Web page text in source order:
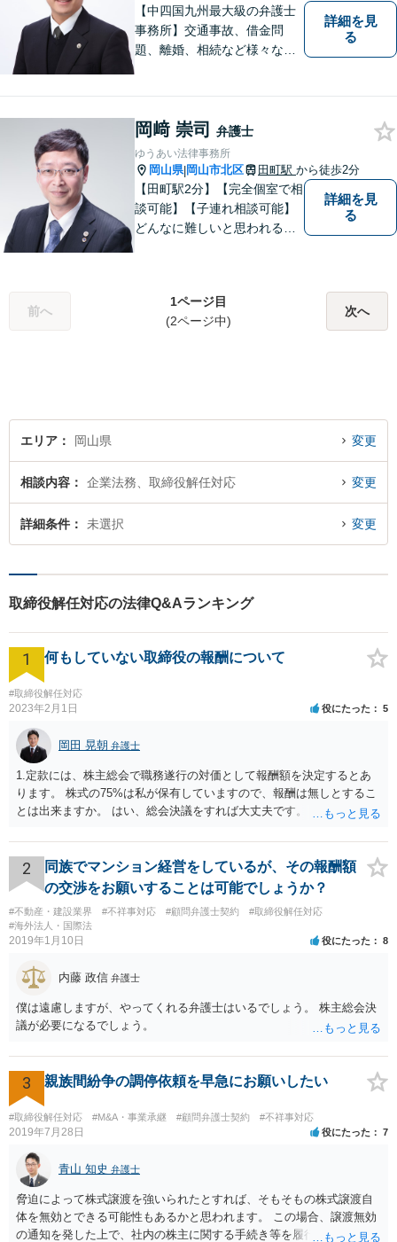
【中四国九州最大級の弁護士
事務所】交通事故、借金問
題、離婚、相続など様々な問
い！
詳細を見
る
岡﨑 崇司 弁護士
ゆうあい法律事務所
岡山県|岡山市北区 田町駅 から徒歩2分
【田町駅2分】【完全個室で相
談可能】【子連れ相談可能】
どんなに難しいと思われる案
ている皆さまの現状を良い方
向に変化させることができる
詳細を見
る
前へ
1ページ目
(2ページ中)
次へ
エリア 岡山県 変更
相談内容 企業法務、取締役解任対応 変更
詳細条件 未選択 変更
取締役解任対応の法律Q&Aランキング
1 何もしていない取締役の報酬について
#取締役解任対応
2023年2月1日 役にたった 5
岡田 晃朝 弁護士
1.定款には、株主総会で職務遂行の対価として報酬額を決定するとあ
ります。 株式の75%は私が保有していますので、報酬は無しとするこ
とは出来ますか。 はい、総会決議をすれば大丈夫です。 一応、就任時
必要がありますが、本件では、そういう約束も無いようですし、大丈
夫でしょう。 2.定款には、任期も総会で決めるとありますので、短縮
して、取締役を任期満了で辞めてもらっても良いでしょうか？ 途中で
の退職は正当事由が必要です。 解任は自由に可能ですが、正当事由が
無ければ、損害賠償の対象になります。 もっとも、元より無報酬な
ら、損害が無いようには思いますが、その点、何か言ってくるかもし
2
同族でマンション経営をしているが、その報酬額
の交渉をお願いすることは可能でしょうか？
#不動産・建設業界 #不祥事対応 #顧問弁護士契約
#取締役解任対応
#海外法人・国際法
2019年1月10日 役にたった 8
内藤 政信 弁護士
僕は遠慮しますが、やってくれる弁護士はいるでしょう。 株主総会決
議が必要になるでしょう。
3 親族間紛争の調停依頼を早急にお願いしたい
#取締役解任対応 #M&A・事業承継 #顧問弁護士契約 #不祥事対応
2019年7月28日 役にたった 7
青山 知史 弁護士
脅迫によって株式譲渡を強いられたとすれば、そもそもの株式譲渡自
体を無効とできる可能性もあるかと思われます。 この場合、譲渡無効
の通知を発した上で、社内の株主に関する手続き等を履行していく必